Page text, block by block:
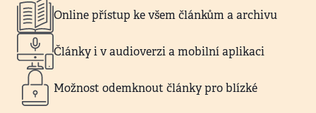
Online přístup ke všem článkům a archivu
Články i v audioverzi a mobilní aplikaci
Možnost odemknout články pro blízké